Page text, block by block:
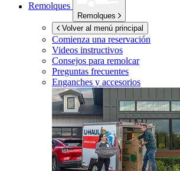
Remolques
Remolques
Volver al menú principal
Comienza una reservación
Videos instructivos
Consejos para remolcar
Preguntas frecuentes
Enganches y accesorios